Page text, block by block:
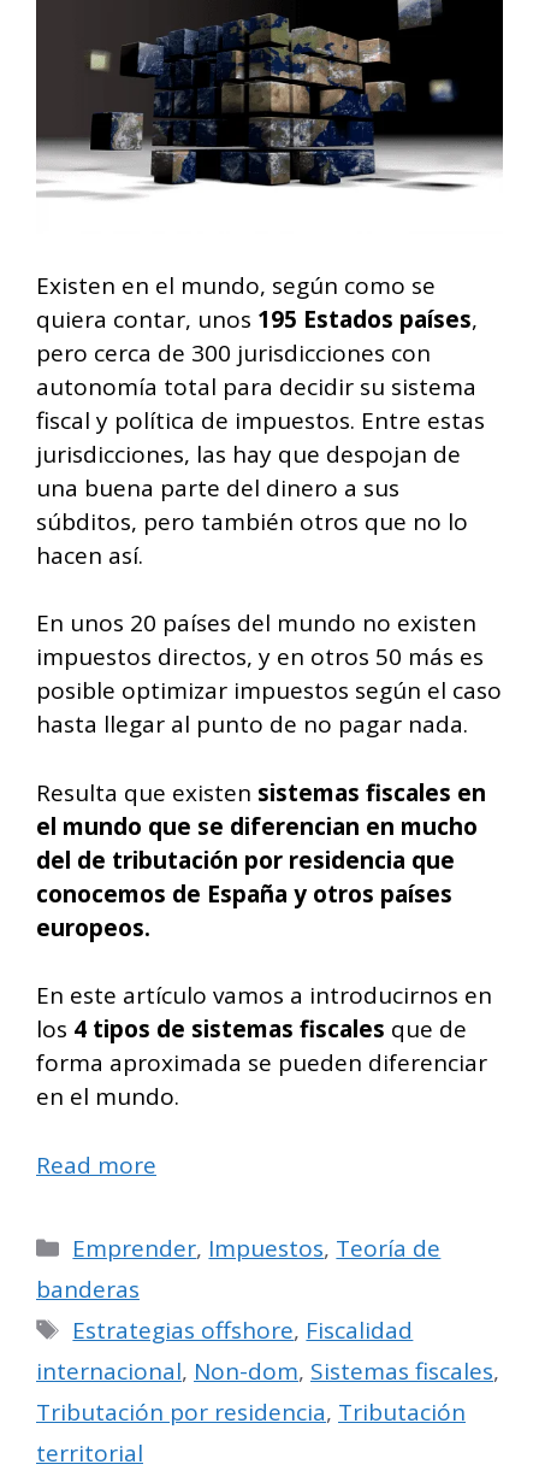
Existen en el mundo, según como se
quiera contar, unos 195 Estados países,
pero cerca de 300 jurisdicciones con
autonomía total para decidir su sistema
fiscal y política de impuestos. Entre estas
jurisdicciones, las hay que despojan de
una buena parte del dinero a sus
súbditos, pero también otros que no lo
hacen así.
En unos 20 países del mundo no existen
impuestos directos, y en otros 50 más es
posible optimizar impuestos según el caso
hasta llegar al punto de no pagar nada.
Resulta que existen sistemas fiscales en
el mundo que se diferencian en mucho
del de tributación por residencia que
conocemos de España y otros países
europeos.
En este artículo vamos a introducirnos en
los 4 tipos de sistemas fiscales que de
forma aproximada se pueden diferenciar
en el mundo.
Read more
Categorías
Emprender, Impuestos, Teoría de
banderas
Etiquetas
Estrategias offshore, Fiscalidad
internacional, Non-dom, Sistemas fiscales,
Tributación por residencia, Tributación
territorial